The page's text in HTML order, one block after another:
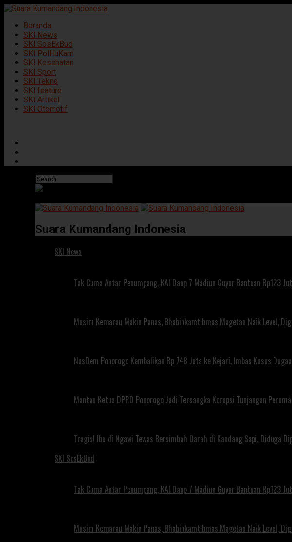
Beranda
SKI News
SKI SosEkBud
SKI PolHuKam
SKI Kesehatan
SKI Sport
SKI Tekno
SKI feature
SKI Artikel
SKI Otomotif
Suara Kumandang Indonesia
SKI News
Tak Cuma Antar Penumpang, KAI Daop 7 Madiun Guyur Bantuan Rp123
Musim Kemarau Makin Panas, Bhabinkamtibmas Magetan Naik Level,
NasDem Ponorogo Kembalikan Rp 748 Juta ke Kejari, Imbas Kasus
Mantan Ketua DPRD Ponorogo Jadi Tersangka Korupsi Tunjangan
Tragis! Ibu di Ngawi Tewas Bersimbah Darah di Kandang Sapi, Diduga
SKI SosEkBud
Tak Cuma Antar Penumpang, KAI Daop 7 Madiun Guyur Bantuan Rp123
Musim Kemarau Makin Panas, Bhabinkamtibmas Magetan Naik Level,